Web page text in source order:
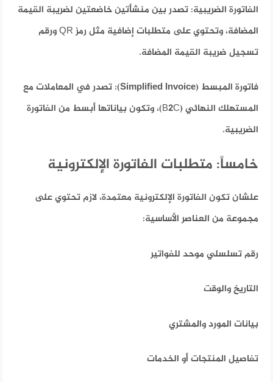
الفاتورة الضريبية: تصدر بين منشأتين خاضعتين لضريبة القيمة
المضافة، وتحتوي على متطلبات إضافية مثل رمز QR ورقم
تسجيل ضريبة القيمة المضافة.
فاتورة المبسط (Simplified Invoice):
تصدر في المعاملات مع
المستهلك النهائي (B2C)، وتكون بياناتها أبسط من الفاتورة
الضريبية.
خامساً: متطلبات الفاتورة الإلكترونية
علشان تكون الفاتورة الإلكترونية معتمدة، لازم تحتوي على
مجموعة من العناصر الأساسية:
رقم تسلسلي موحد للفواتير
التاريخ والوقت
بيانات المورد والمشتري
تفاصيل المنتجات أو الخدمات